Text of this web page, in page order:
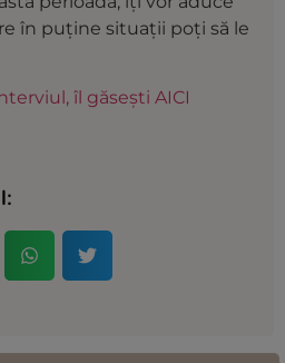
în puține situații poți să le
îl găsești AICI